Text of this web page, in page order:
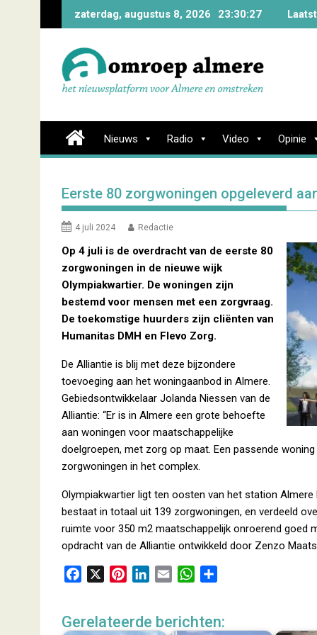
zaterdag, augustus 8, 2026 23:30:28
Nieuws Radio Video Opinie
Eerste 80 zorgwoningen opgeleverd
4 juli 2024 Redactie
Op 4 juli is de overdracht van de eerste 80
zorgwoningen in de nieuwe wijk
Olympiakwartier. De woningen zijn
bestemd voor mensen met een zorgvraag.
De toekomstige huurders zijn cliënten van
Humanitas DMH en Flevo Zorg.
De Alliantie is blij met deze bijzondere
toevoeging aan het woningaanbod in Almere.
Gebiedsontwikkelaar Jolanda Niessen van de
Alliantie: “Er is in Almere een grote behoefte
aan woningen voor maatschappelijke
doelgroepen, met zorg op maat. Een passende
zorgwoningen in het complex.
Olympiakwartier ligt ten oosten van het station
bestaat in totaal uit 139 zorgwoningen, en verdeeld
ruimte voor 350 m2 maatschappelijk onroerend goed
opdracht van de Alliantie ontwikkeld door Zenzo
e
t
k
i
W
t
e
Gerelateerde berichten: